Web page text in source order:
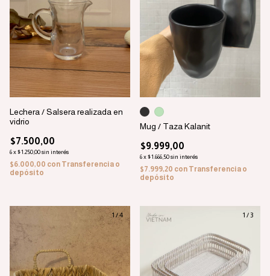
Lechera / Salsera realizada en
vidrio
$7.500,00
6x$1.250,00sin interés
$6.000,00 con Transferencia o
depósito
Mug / Taza Kalanit
$9.999,00
6x$1.666,50sin interés
$7.999,20 con Transferencia o
depósito
1/4 1 /3